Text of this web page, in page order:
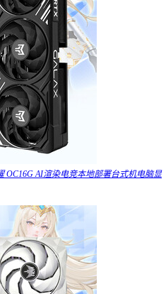
OC16G AI渲染电竞本地部署台式机电脑显